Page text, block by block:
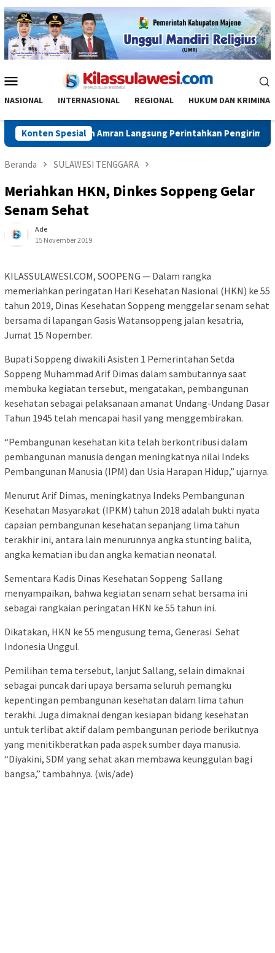
Mobile
NASIONAL INTERNASIONAL REGIONAL HUKUM DAN KRIMINAL
Konten Spesial
Mentan Amran Langsung Perintahkan Pengiriman Beras
Beranda SULAWESI TENGGARA
Meriahkan HKN, Dinkes Soppeng Gelar
Senam Sehat
Ade
15 November 2019
KILASSULAWESI.COM, SOOPENG — Dalam rangka
memeriahkan peringatan Hari Kesehatan Nasional (HKN) ke 55
tahun 2019, Dinas Kesehatan Soppeng menggelar senam sehat
bersama di lapangan Gasis Watansoppeng jalan kesatria,
Jumat 15 Nopember.
Bupati Soppeng diwakili Asisten 1 Pemerintahan Setda
Soppeng Muhammad Arif Dimas dalam sambutannya saat
membuka kegiatan tersebut, mengatakan, pembangunan
kesehatan sebagai pelaksanaan amanat Undang-Undang Dasar
Tahun 1945 telah mencapai hasil yang menggembirakan.
“Pembangunan kesehatan kita telah berkontribusi dalam
pembangunan manusia dengan meningkatnya nilai Indeks
Pembangunan Manusia (IPM) dan Usia Harapan Hidup,” ujarnya.
Menurut Arif Dimas, meningkatnya Indeks Pembangunan
Kesehatan Masyarakat (IPKM) tahun 2018 adalah bukti nyata
capaian pembangunan kesehatan sepanjang lima tahun
terakhir ini, antara lain menurunnya angka stunting balita,
angka kematian ibu dan angka kematian neonatal.
Sementara Kadis Dinas Kesehatan Soppeng Sallang
menyampaikan, bahwa kegiatan senam sehat bersama ini
sebagai rangkaian peringatan HKN ke 55 tahun ini.
Dikatakan, HKN ke 55 mengusung tema, Generasi Sehat
Indonesia Unggul.
Pemilihan tema tersebut, lanjut Sallang, selain dimaknai
sebagai puncak dari upaya bersama seluruh pemangku
kepentingan pembangunan kesehatan dalam lima tahun
terakhi. Juga dimaknai dengan kesiapan bidang kesehatan
untuk terlibat aktif dalam pembangunan periode berikutnya
yang menitikberatkan pada aspek sumber daya manusia.
“Diyakini, SDM yang sehat akan membawa keunggulan bagi
bangsa,” tambahnya. (wis/ade)